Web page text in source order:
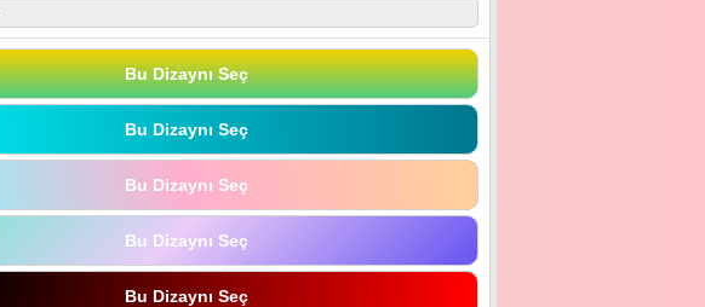
Bu Dizaynı Seç
Bu Dizaynı Seç
Bu Dizaynı Seç
Bu Dizaynı Seç
Bu Dizaynı Seç